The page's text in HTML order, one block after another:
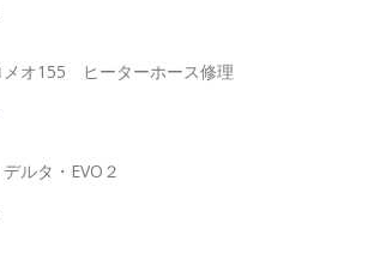
メオ155 ヒーターホース修理
ルタ・EVO２